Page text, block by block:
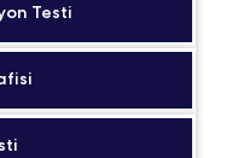
Testi